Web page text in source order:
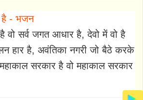
है - भजन
वो सर्व जगत आधार है, देवो में वो है
हार है, अवंतिका नगरी जो बैठे करके
सरकार है वो महाकाल सरकार